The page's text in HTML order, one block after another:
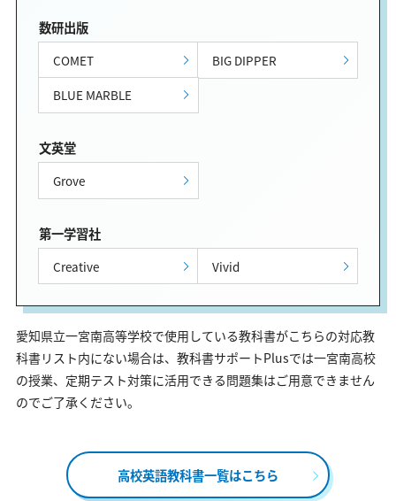
数研出版
COMET
BIG DIPPER
BLUE MARBLE
文英堂
Grove
第一学習社
Creative Vivid
愛知県立一宮南高等学校で使用している教科書がこちらの対応教
科書リスト内にない場合は、教科書サポートPlusでは一宮南高校
の授業、定期テスト対策に活用できる問題集はご用意できません
のでご了承ください。
高校英語教科書一覧はこちら